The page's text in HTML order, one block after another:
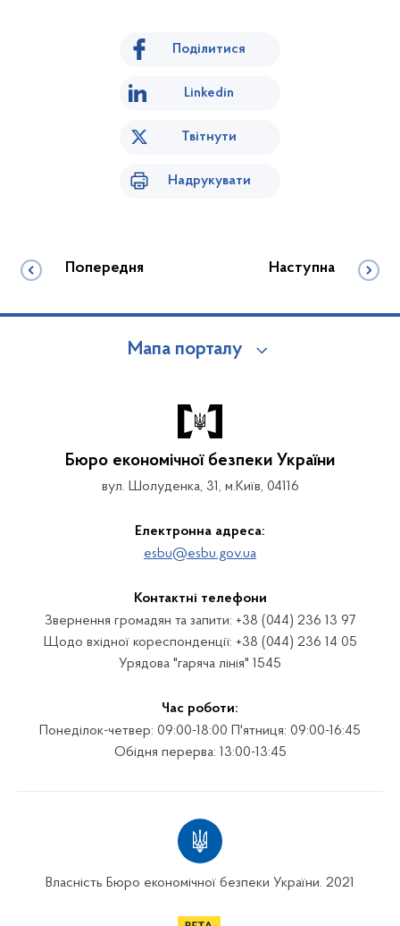
Поділитися
Linkedin
Твітнути
Надрукувати
Попередня Наступна
Мапа порталу
Бюро економічної безпеки України
вул. Шолуденка, 31, м.Київ, 04116
Електронна адреса:
esbu@esbu.gov.ua
Контактні телефони
Звернення громадян та запити: +38 (044) 236 13 97
Щодо вхідної кореспонденції: +38 (044) 236 14 05
Урядова "гаряча лінія" 1545
Час роботи:
Понеділок-четвер: 09:00-18:00 П'ятниця: 09:00-16:45
Обідня перерва: 13:00-13:45
Власність Бюро економічної безпеки України. 2021